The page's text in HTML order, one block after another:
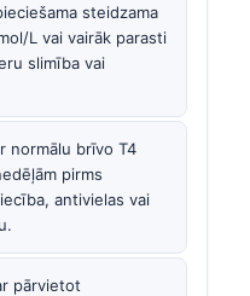
steidzama
L vai vairāk parasti
slimība vai
normālu brīvo T4
pirms
antivielas vai
pārvietot